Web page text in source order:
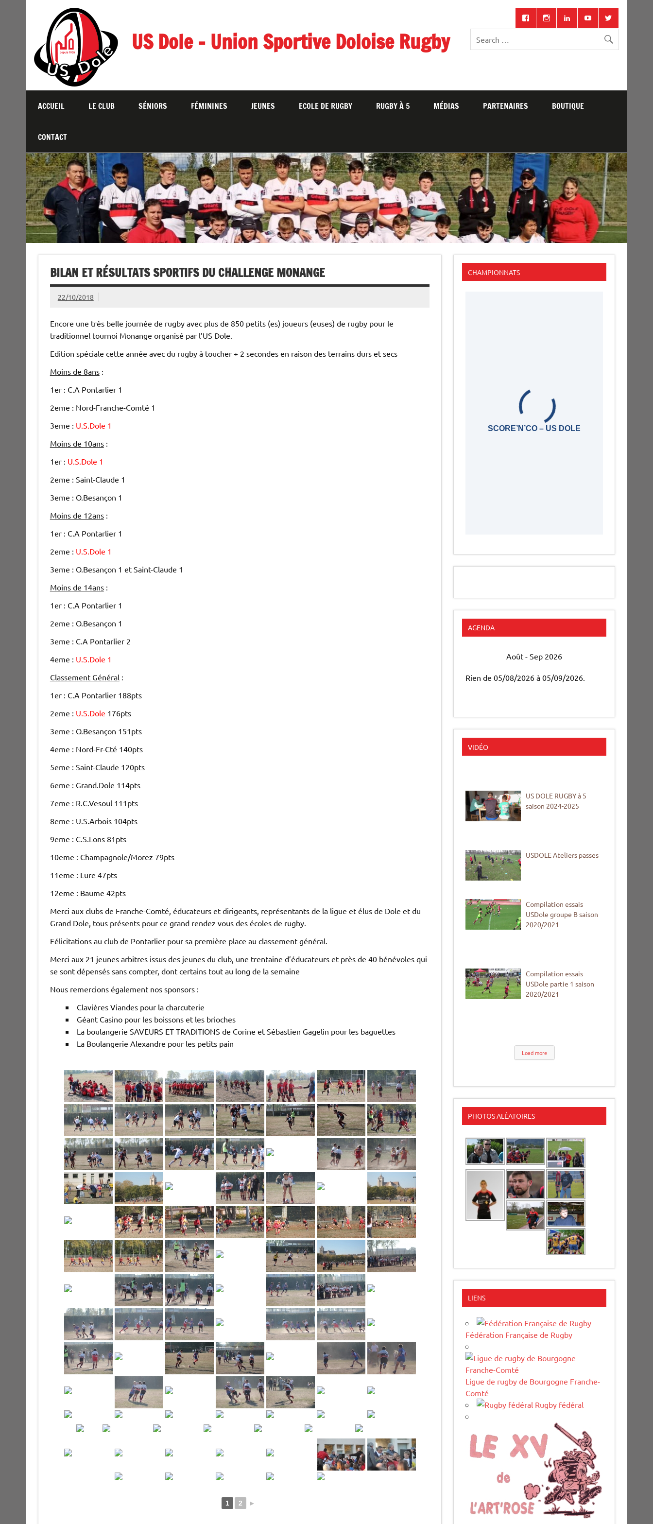
US Dole – Union Sportive Doloise Rugby
ACCUEIL LE CLUB SÉNIORS FÉMININES JEUNES ECOLE DE RUGBY RUGBY À 5 MÉDIAS PARTENAIRES BOUTIQUE
CONTACT
BILAN ET RÉSULTATS SPORTIFS DU CHALLENGE MONANGE
22/10/2018
Encore une très belle journée de rugby avec plus de 850 petits (es) joueurs (euses) de rugby pour le
traditionnel tournoi Monange organisé par l’US Dole.
Edition spéciale cette année avec du rugby à toucher + 2 secondes en raison des terrains durs et secs
Moins de 8ans:
1er : C.A Pontarlier 1
2eme : Nord-Franche-Comté 1
3eme : U.S.Dole 1
Moins de 10ans:
1er : U.S.Dole 1
2eme : Saint-Claude 1
3eme : O.Besançon 1
Moins de 12ans:
1er : C.A Pontarlier 1
2eme : U.S.Dole 1
3eme : O.Besançon 1 et Saint-Claude 1
Moins de 14ans:
1er : C.A Pontarlier 1
2eme : O.Besançon 1
3eme : C.A Pontarlier 2
4eme : U.S.Dole 1
Classement Général:
1er : C.A Pontarlier 188pts
2eme : U.S.Dole 176pts
3eme : O.Besançon 151pts
4eme : Nord-Fr-Cté 140pts
5eme : Saint-Claude 120pts
6eme : Grand.Dole 114pts
7eme : R.C.Vesoul 111pts
8eme : U.S.Arbois 104pts
9eme : C.S.Lons 81pts
10eme : Champagnole/Morez 79pts
11eme : Lure 47pts
12eme : Baume 42pts
Merci aux clubs de Franche-Comté, éducateurs et dirigeants, représentants de la ligue et élus de Dole et du
Grand Dole, tous présents pour ce grand rendez vous des écoles de rugby.
Félicitations au club de Pontarlier pour sa première place au classement général.
Merci aux 21 jeunes arbitres issus des jeunes du club, une trentaine d’éducateurs et près de 40 bénévoles qui
se sont dépensés sans compter, dont certains tout au long de la semaine
Nous remercions également nos sponsors :
Clavières Viandes pour la charcuterie
Géant Casino pour les boissons et les brioches
La boulangerie SAVEURS ET TRADITIONS de Corine et Sébastien Gagelin pour les baguettes
La Boulangerie Alexandre pour les petits pain
1 2 ►
CHAMPIONNATS
SCORE’N’CO – US DOLE
AGENDA
Août - Sep 2026
Rien de 05/08/2026 à 05/09/2026.
VIDÉO
US DOLE RUGBY à 5
saison 2024-2025
USDOLE Ateliers passes
Compilation essais
USDole groupe B saison
2020/2021
Compilation essais
USDole partie 1 saison
2020/2021
Load more
PHOTOS ALÉATOIRES
LIENS
Fédération Française de Rugby
Ligue de rugby de Bourgogne Franche-
Comté
Rugby fédéral